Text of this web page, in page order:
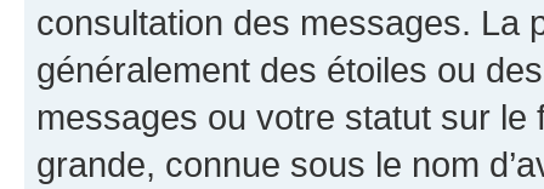
consultation des messages. La
généralement des étoiles ou
messages ou votre statut sur
grande, connue sous le nom